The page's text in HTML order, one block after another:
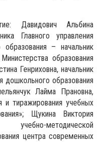
Давидович Альбина
Главного управления
– начальник
образования
Генриховна, начальник
дошкольного образования
Лайма Прановна,
и тиражирования учебных
Щукина Виктория
методической
центра современных